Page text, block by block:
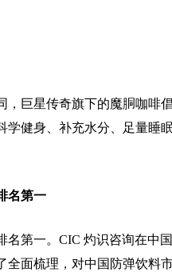
，巨星传奇旗下的魔胴咖啡
学健身、补充水分、足量睡
名第一
名第一。CIC 灼识咨询在中
全面梳理，对中国防弹饮料